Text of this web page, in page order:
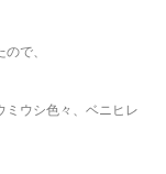
で、
ミウシ色々、ベニヒレ